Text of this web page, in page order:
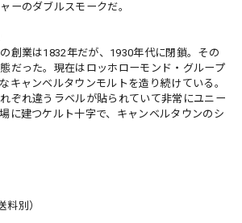
ーのダブルスモークだ。
創業は1832年だが、1930年代に閉鎖。その
だった。現在はロッホローモンド・グループ
キャンベルタウンモルトを造り続けている。
ぞれ違うラベルが貼られていて非常にユニー
に建つケルト十字で、キャンベルタウンのシ
料別）